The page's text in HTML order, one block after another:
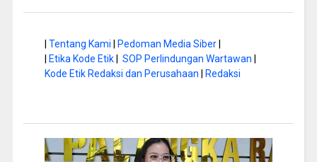
Tentang Kami Pedoman Media Siber|
Etika Kode Etik| SOP Perlindungan Wartawan
Kode Etik Redaksi dan Perusahaan
Redaksi